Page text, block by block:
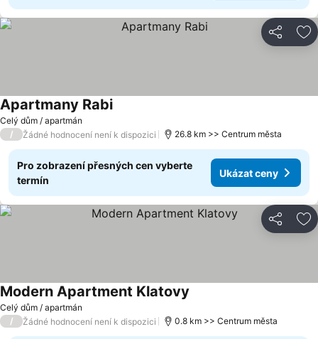
Sdílet
Celý dům / apartmán
Apartmany Rabi
/ Žádné hodnocení není k dispozici 26.8 km >> Centrum města
Pro zobrazení přesných cen vyberte
termín
Ukázat ceny
Sdílet
Celý dům / apartmán
Modern Apartment Klatovy
/ Žádné hodnocení není k dispozici 0.8 km >> Centrum města